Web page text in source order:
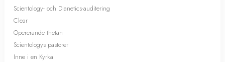
Scientology- och Dianetics-auditering
Clear
Opererande thetan
Scientologys pastorer
Inne i en Kyrka